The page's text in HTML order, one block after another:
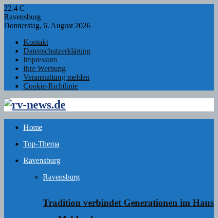
22.4 C
Ravensburg
Donnerstag, 6. August 2026
Kontakt
Datenschutzerklärung
Impressum
Ihre Werbung
Veranstaltung melden
Cookie-Richtlinie
Facebook
Twitter
Instagram
Email
Rss
Home
Top-Thema
Ravensburg
Ravensburg
Tradition verbindet Generationen im Haus